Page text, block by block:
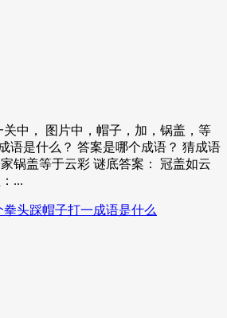
关中， 图片中，帽子，加，锅盖，等
语是什么？ 答案是哪个成语？ 猜成语
锅盖等于云彩 谜底答案： 冠盖如云
...
头踩帽子打一成语是什么